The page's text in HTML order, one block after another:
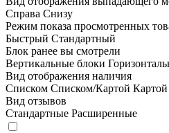
Справа Снизу
Режим показа просмотренных
Быстрый Стандартный
Блок ранее вы смотрели
Вертикальные блоки
Вид отображения наличия
Списком Списком/Картой Картой
Вид отзывов
Стандартные Расширенные